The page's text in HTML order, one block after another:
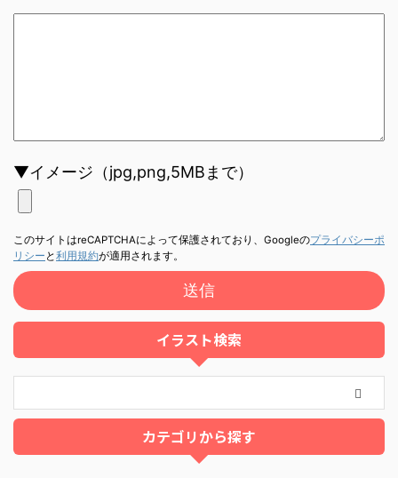
▼イメージ（jpg,png,5MBまで）
このサイトはreCAPTCHAによって保護されており、Googleのプライバシーポ
リシー と利用規約が適用されます。
イラスト検索
カテゴリから探す